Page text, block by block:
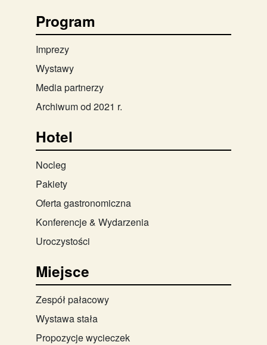
Program
Imprezy
Wystawy
Media partnerzy
Archiwum od 2021 r.
Hotel
Nocleg
Pakiety
Oferta gastronomiczna
Konferencje & Wydarzenia
Uroczystości
Miejsce
Zespół pałacowy
Wystawa stała
Propozycje wycieczek